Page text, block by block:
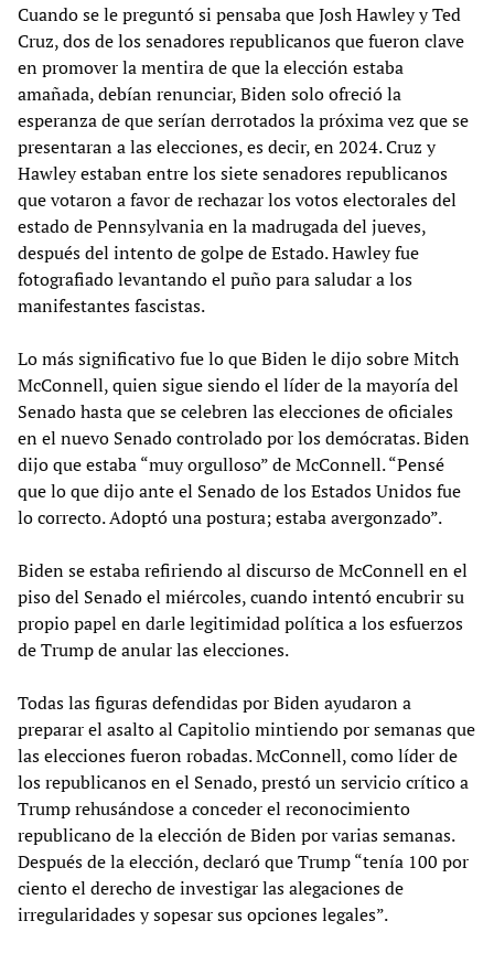
Cuando se le preguntó si pensaba que Josh Hawley y Ted
Cruz, dos de los senadores republicanos que fueron clave
en promover la mentira de que la elección estaba
amañada, debían renunciar, Biden solo ofreció la
esperanza de que serían derrotados la próxima vez que se
presentaran a las elecciones, es decir, en 2024. Cruz y
Hawley estaban entre los siete senadores republicanos
que votaron a favor de rechazar los votos electorales del
estado de Pennsylvania en la madrugada del jueves,
después del intento de golpe de Estado. Hawley fue
fotografiado levantando el puño para saludar a los
manifestantes fascistas.
Lo más significativo fue lo que Biden le dijo sobre Mitch
McConnell, quien sigue siendo el líder de la mayoría del
Senado hasta que se celebren las elecciones de oficiales
en el nuevo Senado controlado por los demócratas. Biden
dijo que estaba “muy orgulloso” de McConnell. “Pensé
que lo que dijo ante el Senado de los Estados Unidos fue
lo correcto. Adoptó una postura; estaba avergonzado”.
Biden se estaba refiriendo al discurso de McConnell en el
piso del Senado el miércoles, cuando intentó encubrir su
propio papel en darle legitimidad política a los esfuerzos
de Trump de anular las elecciones.
Todas las figuras defendidas por Biden ayudaron a
preparar el asalto al Capitolio mintiendo por semanas que
las elecciones fueron robadas. McConnell, como líder de
los republicanos en el Senado, prestó un servicio crítico a
Trump rehusándose a conceder el reconocimiento
republicano de la elección de Biden por varias semanas.
Después de la elección, declaró que Trump “tenía 100 por
ciento el derecho de investigar las alegaciones de
irregularidades y sopesar sus opciones legales”.